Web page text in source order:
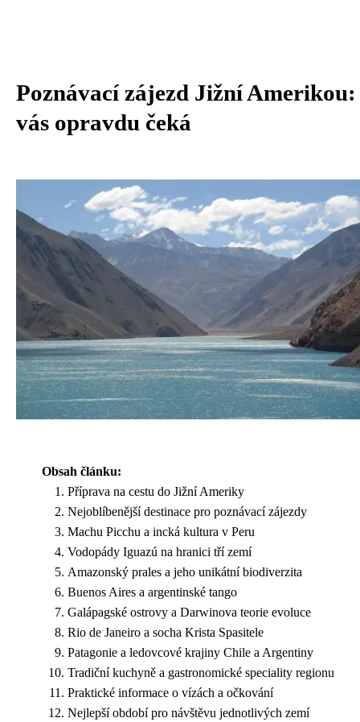
Poznávací zájezd Jižní
vás opravdu čeká
Obsah článku:
Příprava na cestu do Jižní Ameriky
Nejoblíbenější destinace pro poznávací zájezdy
Machu Picchu a incká kultura v Peru
Vodopády Iguazú na hranici tří zemí
Amazonský prales a jeho unikátní biodiverzita
Buenos Aires a argentinské tango
Galápagské ostrovy a Darwinova teorie evoluce
Rio de Janeiro a socha Krista Spasitele
Patagonie a ledovcové krajiny Chile a Argentiny
Tradiční kuchyně a gastronomické speciality regionu
Praktické informace o vízách a očkování
Nejlepší období pro návštěvu jednotlivých zemí